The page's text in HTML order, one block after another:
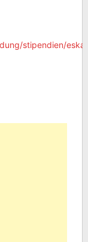
stipendien/